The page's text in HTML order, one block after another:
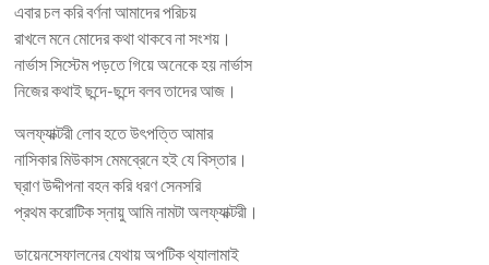
এবার চল করি বর্ণনা আমাদের পরিচয়
রাখলে মনে মোদের কথা থাকবে না সংশয়।
নার্ভাস সিস্টেম পড়তে গিয়ে অনেকে হয় নার্ভাস
নিজের কথাই ছন্দে-ছন্দে বলব তাদের আজ।
অলফ্যাক্টরী লোব হতে উৎপত্তি আমার
নাসিকার মিউকাস মেমব্রেনে হই যে বিস্তার।
ঘ্রাণ উদ্দীপনা বহন করি ধরণ সেনসরি
প্রথম করোটিক স্নায়ু আমি নামটা অলফ্যাক্টরী।
ডায়েনসেফালনের যেথায় অপটিক থ্যালামাই